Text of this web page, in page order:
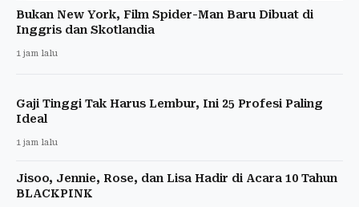
Bukan New York, Film Spider-Man Baru Dibuat di
Inggris dan Skotlandia
1 jam lalu
Gaji Tinggi Tak Harus Lembur, Ini 25 Profesi Paling
Ideal
1 jam lalu
Jisoo, Jennie, Rose, dan Lisa Hadir di Acara 10 Tahun
BLACKPINK